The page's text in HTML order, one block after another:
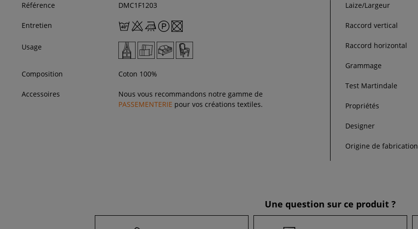
Référence DMC1F1203
Entretien
Usage
Composition Coton 100%
Accessoires
Nous vous recommandons notre gamme de
PASSEMENTERIE pour vos créations textiles.
Laize/Largeur
Raccord vertical
Raccord horizontal
Grammage
Test Martindale
Propriétés
Designer
Origine de fabrication
Une question sur ce produit ?